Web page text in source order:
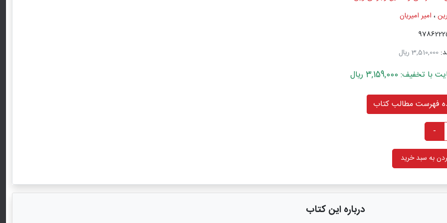
، امیر امیریان
3,510,000 ریال
3,159,000 ریال
فهرست مطالب کتاب
-
به سبد خرید
درباره این کتاب